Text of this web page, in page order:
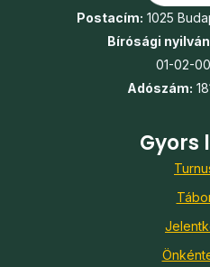
Postacím: 1025
Bírósági
01-02-
Adószám:
Gyors